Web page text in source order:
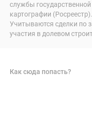
службы
картографии (Росреестр).
Учитываются сделки по
участия в долевом
Как сюда попасть?